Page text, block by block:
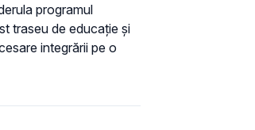
programul
traseu de educație și
integrării pe o